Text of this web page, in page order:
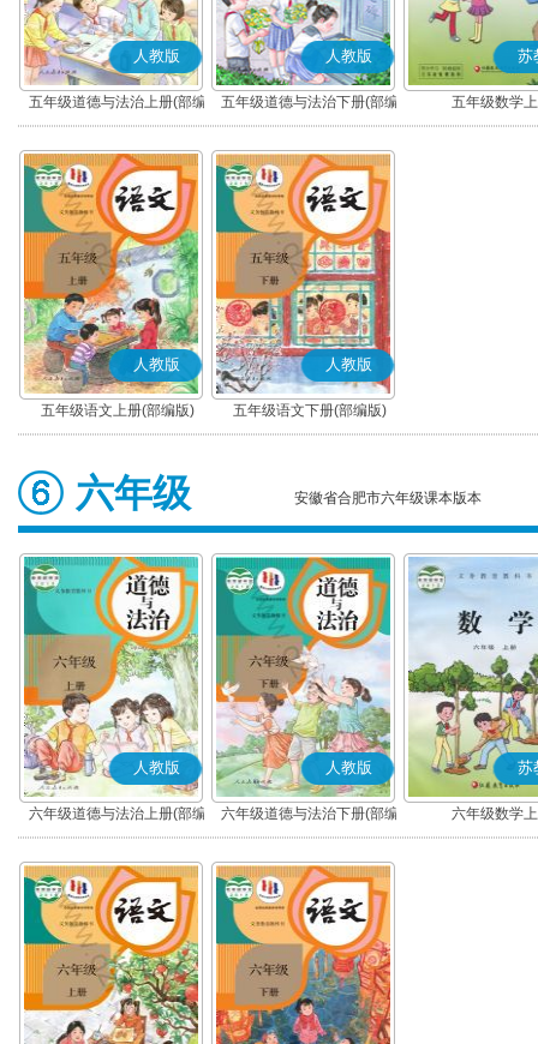
人教版
五年级道德与法治上册(部编
版)
人教版
五年级道德与法治下册(部编
版)
苏
五年级数学
人教版
五年级语文上册(部编版)
人教版
五年级语文下册(部编版)
六年级 安徽省合肥市六年级课本版本
人教版
六年级道德与法治上册(部编
版)
人教版
六年级道德与法治下册(部编
版)
苏
六年级数学